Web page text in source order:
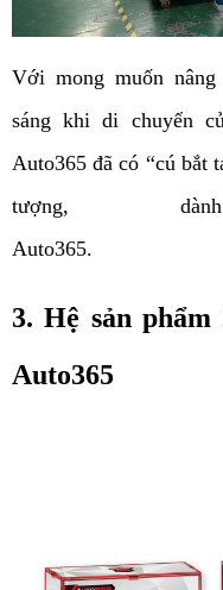
Với mong muốn
sáng khi di chuyển
Auto365 đã có “cú bắt
tượng,
3. Hệ sản
Auto365